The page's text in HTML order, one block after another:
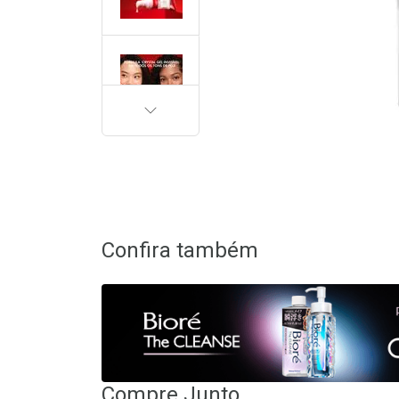
PRÓXIMA
Confira também